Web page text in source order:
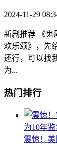
2024-11-29
新剧推荐 《鬼
欢乐颂》，先
还行，可以找
为...
热门排行
震惊！